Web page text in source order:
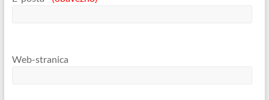
Web-stranica